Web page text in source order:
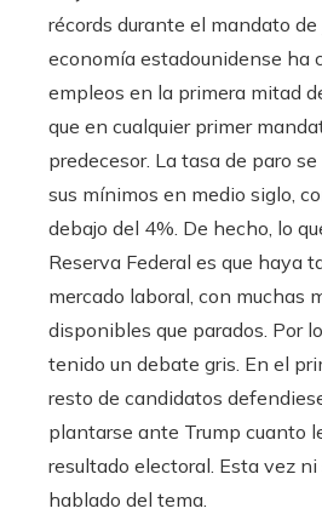
récords durante el mandato de
economía estadounidense ha
empleos en la primera mitad
que en cualquier primer
predecesor. La tasa de paro
sus mínimos en medio siglo,
debajo del 4%. De hecho, lo
Reserva Federal es que haya
mercado laboral, con muchas
disponibles que parados. Por
tenido un debate gris. En el
resto de candidatos
plantarse ante Trump cuanto
resultado electoral. Esta vez
hablado del tema.